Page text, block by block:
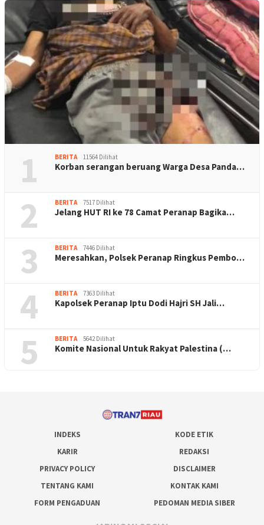
1 BERITA 11564 Dilihat
Korban serangan beruang Warga Desa Panda…
2 BERITA 7517 Dilihat
Jelang HUT RI ke 78 Camat Peranap Bagika…
3 BERITA 7446 Dilihat
Meresahkan, Polsek Peranap Ringkus Pembo…
4 BERITA 7363 Dilihat
Kapolsek Peranap Iptu Dodi Hajri SH Jali…
5 BERITA 5642 Dilihat
Komite Nasional Untuk Rakyat Palestina (…
INDEKS
KODE ETIK
KARIR
REDAKSI
PRIVACY POLICY
DISCLAIMER
TENTANG KAMI
KONTAK KAMI
FORM PENGADUAN
PEDOMAN MEDIA SIBER